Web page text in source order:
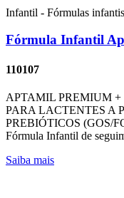
Infantil - Fórmulas infantis
Fórmula Infantil
110107
APTAMIL PREMIUM
PARA LACTENTES A
PREBIÓTICOS (GOS/
Fórmula Infantil de
Saiba mais